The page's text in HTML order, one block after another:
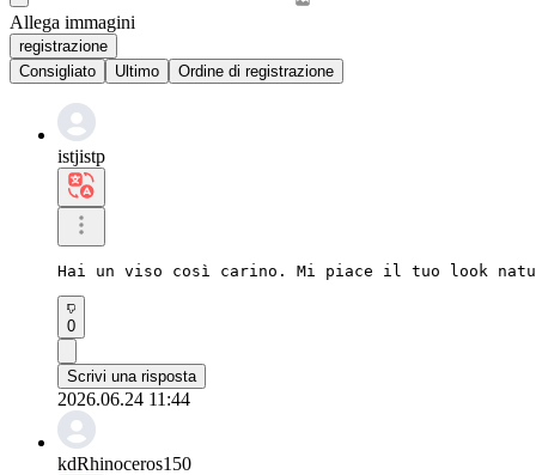
Allega immagini
registrazione
Consigliato
Ultimo Ordine di registrazione
istjistp
Hai un viso così carino. Mi piace il tuo look
0
Scrivi una risposta
2026.06.24 11:44
kdRhinoceros150